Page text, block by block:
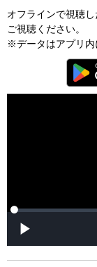
オフラインで視聴
ご視聴ください。
※データはアプリ内
a
L
d
0
P
e
s